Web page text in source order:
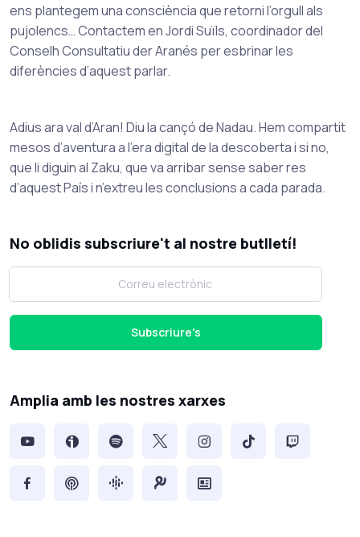
ens plantegem una consciència que retorni l’orgull als
pujolencs… Contactem en Jordi Suïls, coordinador del
Conselh Consultatiu der Aranés per esbrinar les
diferències d’aquest parlar.
Adius ara val d’Aran! Diu la cançó de Nadau. Hem compartit
mesos d’aventura a l’era digital de la descoberta i si no,
que li diguin al Zaku, que va arribar sense saber res
d’aquest País i n’extreu les conclusions a cada parada.
No oblidis subscriure't al nostre butlletí!
Subscriure's
Amplia amb les nostres xarxes